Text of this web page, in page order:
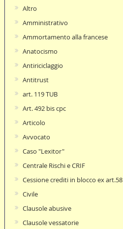
Altro
Amministrativo
Ammortamento alla francese
Anatocismo
Antiriciclaggio
Antitrust
art. 119 TUB
Art. 492 bis cpc
Articolo
Avvocato
Caso "Lexitor"
Centrale Rischi e CRIF
Cessione crediti in blocco ex art.58
Civile
Clausole abusive
Clausole vessatorie